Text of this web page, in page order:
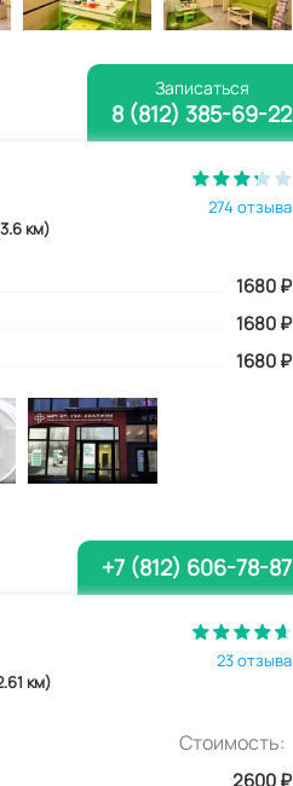
Записаться
8 (812) 385-69-22
км)
274 отзыва
1680₽
1680 ₽
1680 ₽
+7 (812) 606-78-87
км)
23 отзыва
Стоимость:
2600₽